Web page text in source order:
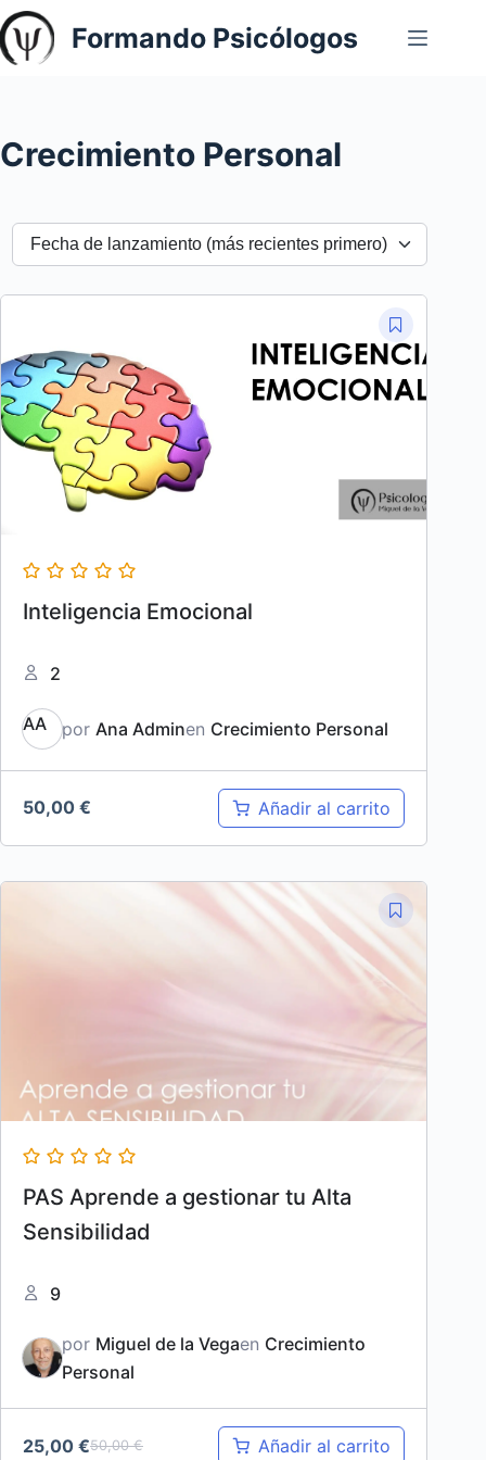
Saltar
al
contenido
Formando Psicólogos
Crecimiento Personal
Inteligencia Emocional
2
AA por Ana Adminen Crecimiento Personal
50,00 € Añadir al carrito
PAS Aprende a gestionar tu Alta
Sensibilidad
9
por Miguel de la Vegaen Crecimiento
Personal
50,00€
25,00 € Añadir al carrito